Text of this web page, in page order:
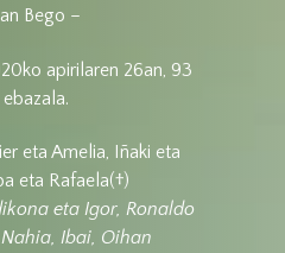
Bego –
apirilaren 26an, 93
eta Amelia, Iñaki eta
eta Rafaela(†)
eta Igor, Ronaldo
Ibai, Oihan